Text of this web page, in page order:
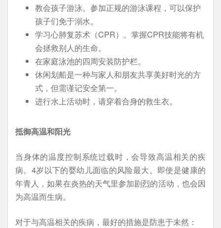
教会孩子游泳。参加正规的游泳课程，可以保护
孩子们免于溺水。
学习心肺复苏术（CPR）。掌握CPR技能将有机
会拯救别人的生命。
在家庭泳池的四周安装防护栏。
休闲划船是一种与家人和朋友共享美好时光的方
式，但需谨记安全第一。
进行水上活动时，请穿着合身的救生衣。
抵御高温和阳光
当身体的温度控制系统过载时，会导致高温相关的疾
病。4岁以下的婴幼儿面临的风险最大。即使是健康的
年青人，如果在炎热的天气里参加剧烈的活动，也会因
为高温而生病。
对于与高温相关的疾病，最好的措施是防患于未然：